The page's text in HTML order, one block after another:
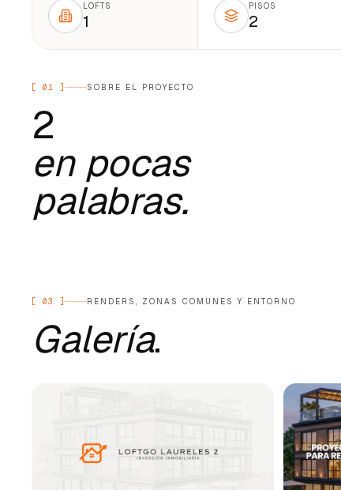
LOFTS
1
PISOS
2
[ 01 ] SOBRE EL PROYECTO
2
en pocas
palabras.
[ 03 ] RENDERS, ZONAS COMUNES Y ENTORNO
Galería.